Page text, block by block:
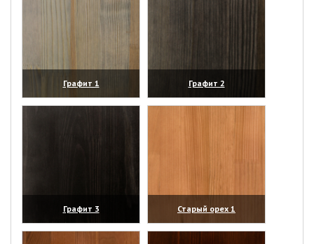
Графит 1
(увеличить)
Графит 2
(увеличить)
Графит 3
(увеличить)
Старый орех 1
(увеличить)